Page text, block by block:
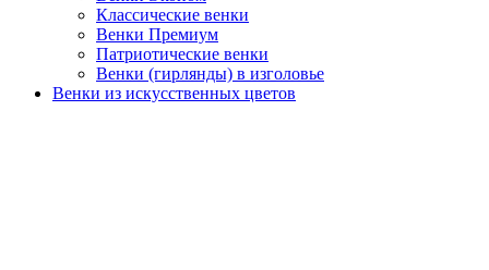
Классические венки
Венки Премиум
Патриотические венки
Венки (гирлянды) в изголовье
Венки из искусственных цветов